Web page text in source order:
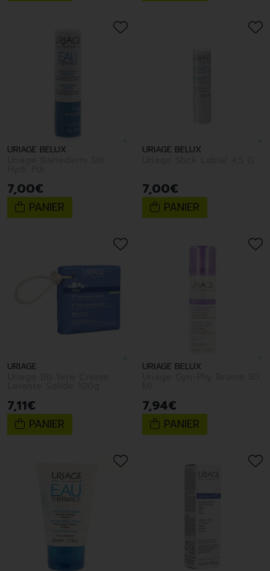
URIAGE BELUX
7,00€
PANIER
URIAGE BELUX
7,00€
PANIER
URIAGE
7,11€
PANIER
URIAGE BELUX
7,94€
PANIER